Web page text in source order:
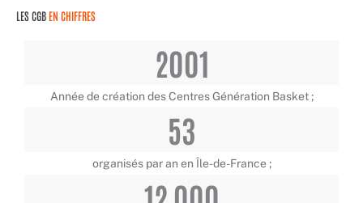
LES CGB EN CHIFFRES
2001
Année de création des Centres Génération Basket ;
53
organisés par an en Île-de-France ;